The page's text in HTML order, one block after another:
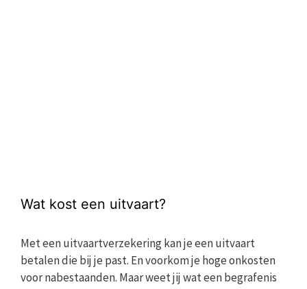
Wat kost een uitvaart?
Met een uitvaartverzekering kan je een uitvaart
betalen die bij je past. En voorkom je hoge onkosten
voor nabestaanden. Maar weet jij wat een begrafenis